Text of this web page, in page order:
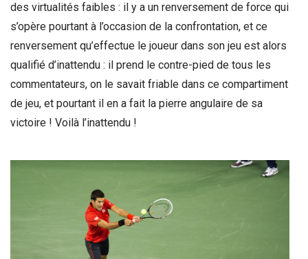
des virtualités faibles : il y a un renversement de force qui
s’opère pourtant à l’occasion de la confrontation, et ce
renversement qu’effectue le joueur dans son jeu est alors
qualifié d’inattendu : il prend le contre-pied de tous les
commentateurs, on le savait friable dans ce compartiment
de jeu, et pourtant il en a fait la pierre angulaire de sa
victoire ! Voilà l’inattendu !